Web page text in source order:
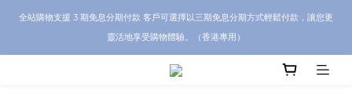
CRA5Y SHOP 全店 100% 正品保證｜支持香港本地 + 海外寄送｜💬 有任何問題？歡
迎 WhatsApp 聯絡我們查詢代購服務
全站購物支援 3 期免息分期付款 客戶可選擇以三期免息分期方式輕鬆付款，讓您更
靈活地享受購物體驗。（香港專用）
CRA5Y SHOP 全店 100% 正品保證｜支持香港本地 + 海外寄送｜💬 有任何問題？歡